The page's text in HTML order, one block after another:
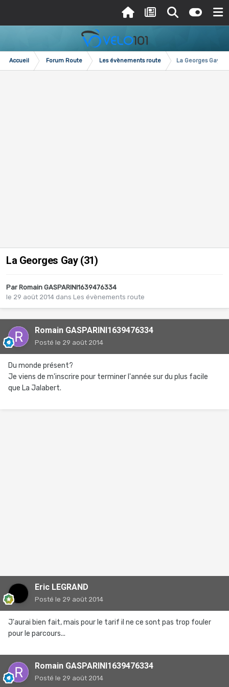
Accueil Forum Route Les évènements route La Georges Gay
La Georges Gay (31)
Par Romain GASPARINI1639476334
le 29 août 2014 dans Les évènements route
Romain GASPARINI1639476334
Posté le 29 août 2014
Du monde présent?
Je viens de m'inscrire pour terminer l'année sur du plus facile
que La Jalabert.
Eric LEGRAND
Posté le 29 août 2014
J'aurai bien fait, mais pour le tarif il ne ce sont pas trop fouler
pour le parcours...
Romain GASPARINI1639476334
Posté le 29 août 2014